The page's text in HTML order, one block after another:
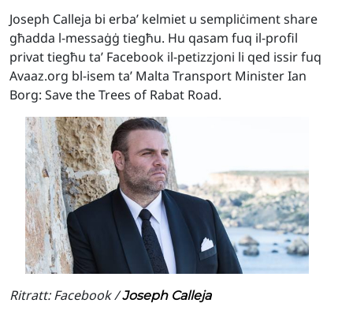
Joseph Calleja bi erba’ kelmiet u sempliċiment share
għadda l-messaġġ tiegħu. Hu qasam fuq il-profil
privat tiegħu ta’ Facebook il-petizzjoni li qed issir fuq
Avaaz.org bl-isem ta’ Malta Transport Minister Ian
Borg: Save the Trees of Rabat Road.
Ritratt: Facebook /Joseph Calleja